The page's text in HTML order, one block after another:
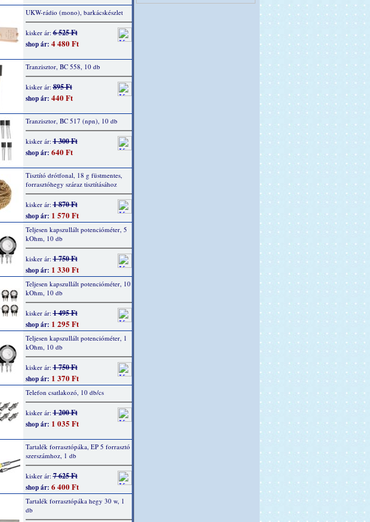
UKW-rádio (mono), barkácskészlet
kisker ár:6 525 Ft
shop ár: 4 480 Ft
Tranzisztor, BC 558, 10 db
kisker ár:895 Ft
shop ár: 440 Ft
Tranzisztor, BC 517 (npn), 10 db
kisker ár:1 300 Ft
shop ár: 640 Ft
Tisztító drótfonal, 18 g füstmentes,
forrasztóhegy száraz tisztításához
kisker ár:1 870 Ft
shop ár: 1 570 Ft
Teljesen kapszullált potencióméter, 5
kOhm, 10 db
kisker ár:1 750 Ft
shop ár: 1 330 Ft
Teljesen kapszullált potencióméter, 10
kOhm, 10 db
kisker ár:1 495 Ft
shop ár: 1 295 Ft
Teljesen kapszullált potencióméter, 1
kOhm, 10 db
kisker ár:1 750 Ft
shop ár: 1 370 Ft
Telefon csatlakozó, 10 db/cs
kisker ár:1 200 Ft
shop ár: 1 035 Ft
Tartalék forrasztópáka, EP 5 forrasztó
szerszámhoz, 1 db
kisker ár:7 625 Ft
shop ár: 6 400 Ft
Tartalék forrasztópáka hegy 30 w, 1
db